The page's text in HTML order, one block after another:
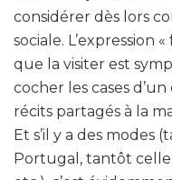
considérer dès lors
sociale. L’expression
que la visiter est
cocher les cases
récits partagés à la
Et s’il y a des modes
Portugal, tantôt celle